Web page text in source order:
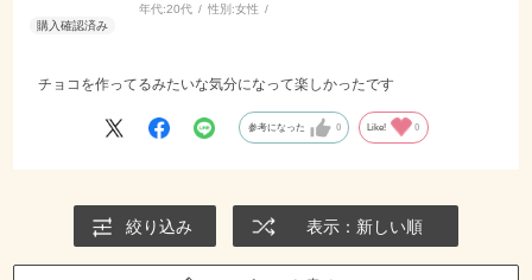
年代:20代 性別:女性
チョコを作ってるみたいな気分になって楽しかったです
参考になった 0 Like! 0
絞り込み 表示：新しい順